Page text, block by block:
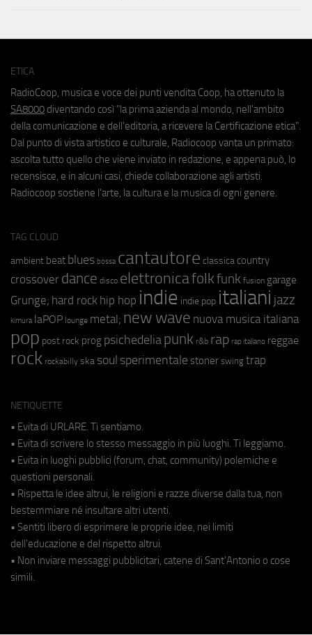
ETICA
RadioCoop, musica e voce dei punti vendita Coop, ha ottenuto la
SA8000 diventando così "la prima azienda al mondo, nell'ambito
della comunicazione e dell'editoria, a ricevere la Certificazione etica".
Dal punto di vista artistico e culturale, Radiocoop vanta un primato:
ascolta tutto quello che viene inviato in redazione, e appena può, lo
recensisce, e in alcuni casi, chiede collaborazione agli artisti.
Radiocoop sostiene l'arte, la cultura e la musica di ogni genere.
TAG CLOUD
ambient beat blues bossa cantautore classica country
crossover dance disco elettronicafolkfunk fusion garage
Grunge; hard rock hip hop indie indie pop italiani jazz
kimura laPOP lounge metal; new wave nuova musica italiana
pop post rock prog psichedeliapunk r&b rap rap italiano reggae
rock rockabilly ska soul sperimentale stoner swing trap
NETIQUETTE
• Evita di URLARE. Ti sentiamo.
• Evita di scrivere lo stesso messaggio in più luoghi. Ti leggiamo.
• Evita in luoghi pubblici (forum, chat, community) polemiche e
questioni personali.
• Rispetta le idee altrui, le religioni e razze diverse dalla tua, non
bestemmiare né insultare altri utenti.
• Sentiti libero di esprimere le proprie idee, nei limiti
dell'educazione e del rispetto altrui.
• Non inviare messaggi pubblicitari, catene di Sant'Antonio o cose
simili.